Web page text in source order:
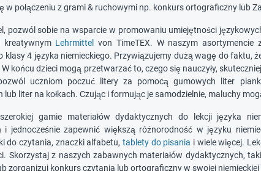
w połączeniu z grami & ruchowymi np. konkurs ortograficzny lub
pozwól sobie na wsparcie w promowaniu umiejętności
kreatywnym Lehrmittel
von TimeTEX. W naszym
klasy 4 języka niemieckiego. Przywiązujemy dużą wagę do faktu,
końcu dzieci mogą przetwarzać to, czego się nauczyły,
uczniom poczuć litery za pomocą gumowych liter
lub liter na kołkach. Czując i formując je samodzielnie, maluchy
gamie materiałów dydaktycznych do lekcji języka
i jednocześnie zapewnić większą różnorodność w języku
do czytania, znaczki alfabetu, tablety do pisania i wiele więcej.
Skorzystaj z naszych zabawnych materiałów dydaktycznych,
zorganizuj konkurs czytania lub ortograficzny w swojej niemieckiej